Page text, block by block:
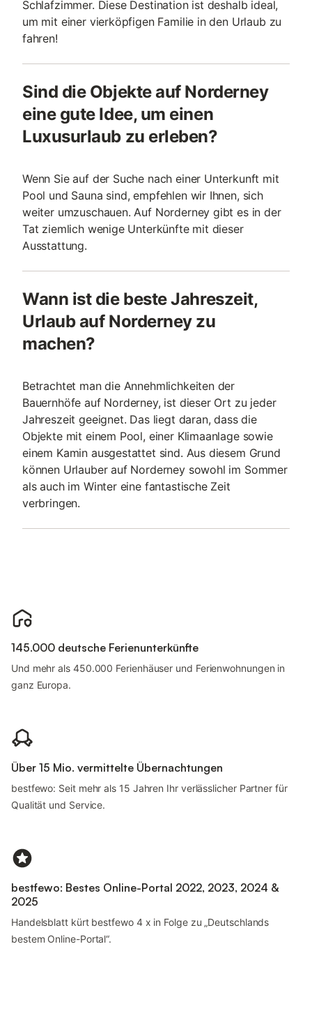
Schlafzimmer. Diese Destination ist deshalb ideal,
um mit einer vierköpfigen Familie in den Urlaub zu
fahren!
Sind die Objekte auf Norderney
eine gute Idee, um einen
Luxusurlaub zu erleben?
Wenn Sie auf der Suche nach einer Unterkunft mit
Pool und Sauna sind, empfehlen wir Ihnen, sich
weiter umzuschauen. Auf Norderney gibt es in der
Tat ziemlich wenige Unterkünfte mit dieser
Ausstattung.
Wann ist die beste Jahreszeit,
Urlaub auf Norderney zu
machen?
Betrachtet man die Annehmlichkeiten der
Bauernhöfe auf Norderney, ist dieser Ort zu jeder
Jahreszeit geeignet. Das liegt daran, dass die
Objekte mit einem Pool, einer Klimaanlage sowie
einem Kamin ausgestattet sind. Aus diesem Grund
können Urlauber auf Norderney sowohl im Sommer
als auch im Winter eine fantastische Zeit
verbringen.
145.000 deutsche Ferienunterkünfte
Und mehr als 450.000 Ferienhäuser und Ferienwohnungen in
ganz Europa.
Über 15 Mio. vermittelte Übernachtungen
bestfewo: Seit mehr als 15 Jahren Ihr verlässlicher Partner für
Qualität und Service.
bestfewo: Bestes Online-Portal 2022, 2023, 2024 &
2025
Handelsblatt kürt bestfewo 4 x in Folge zu „Deutschlands
bestem Online-Portal“.